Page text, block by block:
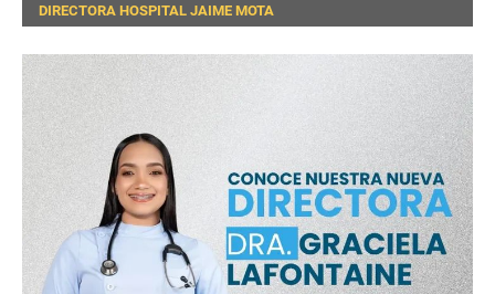
DIRECTORA HOSPITAL JAIME MOTA